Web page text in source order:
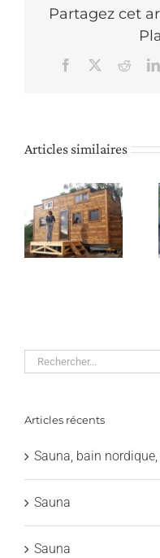
Partagez cet
Facebook Reddit
Articles similaires
La Tiny
House
Ubaye
Col de
Rechercher:
Articles récents
Sauna, bain
Sauna
Sauna